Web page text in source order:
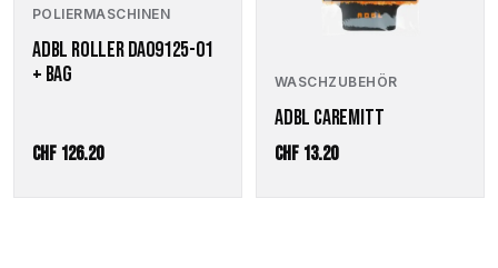
POLIERMASCHINEN
ADBL ROLLER DA09125-01
+ BAG
CHF 126.20
WASCHZUBEHÖR
ADBL CAREMITT
CHF 13.20